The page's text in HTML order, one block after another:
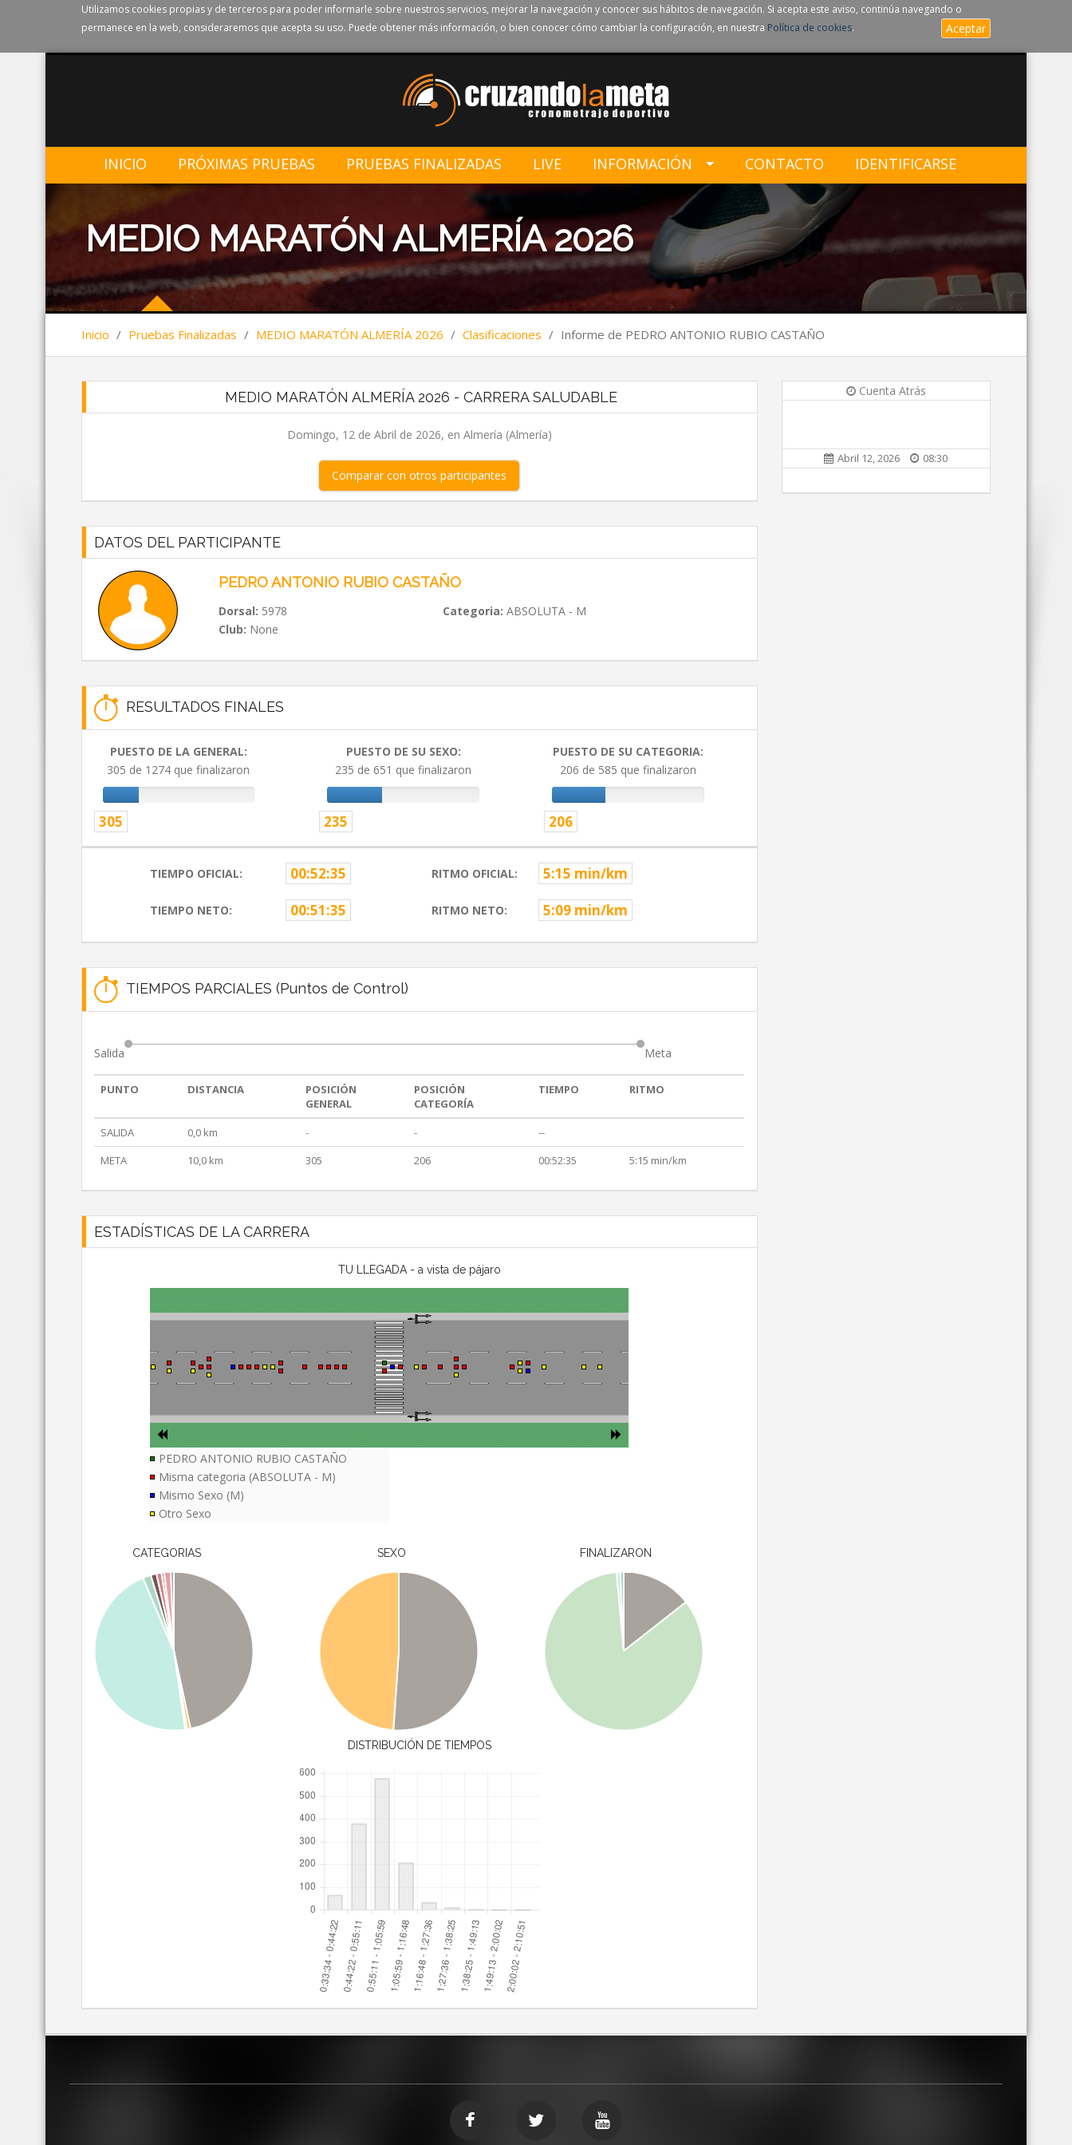
Utilizamos cookies propias y de terceros para poder informarle sobre nuestros servicios, mejorar la navegación y conocer sus hábitos de navegación. Si acepta este aviso, continúa navegando o
permanece en la web, consideraremos que acepta su uso. Puede obtener más información, o bien conocer cómo cambiar la configuración, en nuestra Política de cookies. Aceptar
INICIO PRÓXIMAS PRUEBAS PRUEBAS FINALIZADAS LIVE INFORMACIÓN CONTACTO IDENTIFICARSE
MEDIO MARATÓN ALMERÍA 2026
Inicio / Pruebas Finalizadas / MEDIO MARATÓN ALMERÍA 2026 / Clasificaciones / Informe de PEDRO ANTONIO RUBIO CASTAÑO
MEDIO MARATÓN ALMERÍA 2026 - CARRERA SALUDABLE
Domingo, 12 de Abril de 2026, en Almería (Almería)
Comparar con otros participantes
DATOS DEL PARTICIPANTE
PEDRO ANTONIO RUBIO CASTAÑO
Dorsal: 5978 Categoria: ABSOLUTA - M
Club: None
RESULTADOS FINALES
PUESTO DE LA GENERAL:
305 de 1274 que finalizaron
305
PUESTO DE SU SEXO:
235 de 651 que finalizaron
235
PUESTO DE SU CATEGORIA:
206 de 585 que finalizaron
206
TIEMPO OFICIAL: 00:52:35 RITMO OFICIAL: 5:15 min/km
TIEMPO NETO: 00:51:35 RITMO NETO: 5:09 min/km
TIEMPOS PARCIALES (Puntos de Control)
Salida Meta
PUNTO DISTANCIA
POSICIÓN
GENERAL
POSICIÓN
CATEGORÍA
TIEMPO RITMO
SALIDA 0,0 km - -
--
META
10,0 km 305 206 00:52:35 5:15 min/km
ESTADÍSTICAS DE LA CARRERA
TU LLEGADA - a vista de pájaro
PEDRO ANTONIO RUBIO CASTAÑO
Misma categoria (ABSOLUTA - M)
Mismo Sexo (M)
Otro Sexo
CATEGORIAS SEXO FINALIZARON
DISTRIBUCIÓN DE TIEMPOS
Cuenta Atrás
Abril 12, 2026 08:30